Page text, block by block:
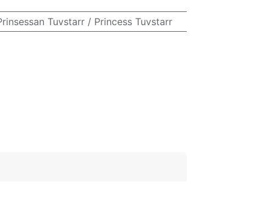
Tuvstarr / Princess Tuvstarr